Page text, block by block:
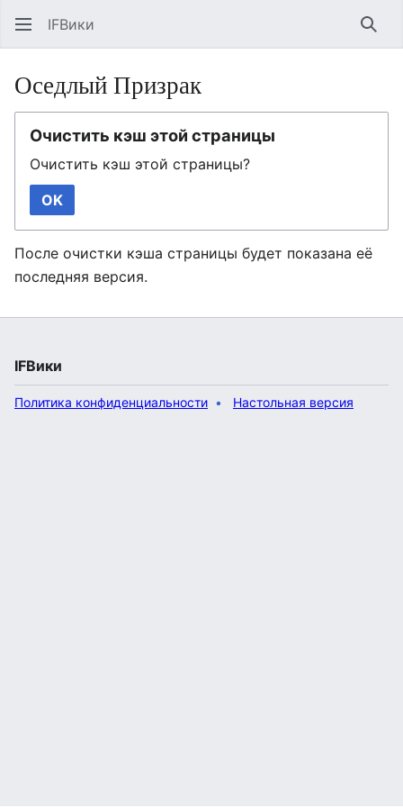
IFВики
Оседлый Призрак
Очистить кэш этой страницы
Очистить кэш этой страницы?
OK
После очистки кэша страницы будет показана её
последняя версия.
IFВики
Политика конфиденциальности Настольная версия